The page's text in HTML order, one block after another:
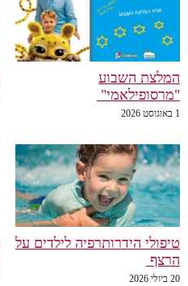
המלצת השבוע
"מרסופילאמי"
1 באוגוסט 2026
טיפולי הידרותרפיה לילדים על
הרצף
20 ביולי 2026